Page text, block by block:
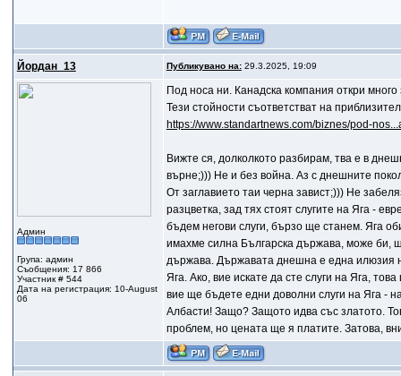
Йордан_13 Публикувано на:29.3.2025, 19:09
Админ
Група: админ
Съобщения: 17 866
Участник # 544
Дата на регистрация: 10-August
06
Под носа ни. Канадска компания откри много
Тези стойности съответстват на
https://www.standartnews.com/biznes/pod-
Вижте ся, долколкото разбирам, тва е в
върне;))) Не и без война. Аз с днешните
От заглавието таи черна завист;))) Не
разцветка, зад тях стоят слугите на Яга -
бъдем негови слуги, бързо ще станем. Яга
имахме силна Българска държава, може би,
държава. Държавата днешна е една илюзия
Яга. Ако, вие искате да сте слуги на Яга,
вие ще бъдете едни доволни слуги на Яга -
Албасти! Защо? Защото идва със златото.
проблем, но цената ще я платите. Затова,